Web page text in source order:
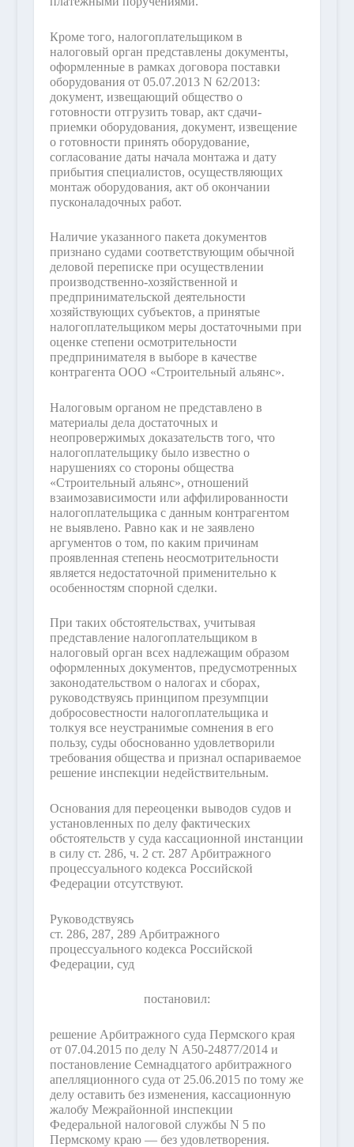
Кроме того, налогоплательщиком в
налоговый орган представлены документы,
оформленные в рамках договора поставки
оборудования от 05.07.2013 N 62/2013:
документ, извещающий общество о
готовности отгрузить товар, акт сдачи-
приемки оборудования, документ, извещение
о готовности принять оборудование,
согласование даты начала монтажа и дату
прибытия специалистов, осуществляющих
монтаж оборудования, акт об окончании
пусконаладочных работ.
Наличие указанного пакета документов
признано судами соответствующим обычной
деловой переписке при осуществлении
производственно-хозяйственной и
предпринимательской деятельности
хозяйствующих субъектов, а принятые
налогоплательщиком меры достаточными при
оценке степени осмотрительности
предпринимателя в выборе в качестве
контрагента ООО «Строительный альянс».
Налоговым органом не представлено в
материалы дела достаточных и
неопровержимых доказательств того, что
налогоплательщику было известно о
нарушениях со стороны общества
«Строительный альянс», отношений
взаимозависимости или аффилированности
налогоплательщика с данным контрагентом
не выявлено. Равно как и не заявлено
аргументов о том, по каким причинам
проявленная степень неосмотрительности
является недостаточной применительно к
особенностям спорной сделки.
При таких обстоятельствах, учитывая
представление налогоплательщиком в
налоговый орган всех надлежащим образом
оформленных документов, предусмотренных
законодательством о налогах и сборах,
руководствуясь принципом презумпции
добросовестности налогоплательщика и
толкуя все неустранимые сомнения в его
пользу, суды обоснованно удовлетворили
требования общества и признал оспариваемое
решение инспекции недействительным.
Основания для переоценки выводов судов и
установленных по делу фактических
обстоятельств у суда кассационной инстанции
в силу ст. 286, ч. 2 ст. 287 Арбитражного
процессуального кодекса Российской
Федерации отсутствуют.
Руководствуясь
ст. 286, 287, 289 Арбитражного
процессуального кодекса Российской
Федерации, суд
постановил:
решение Арбитражного суда Пермского края
от 07.04.2015 по делу N А50-24877/2014 и
постановление Семнадцатого арбитражного
апелляционного суда от 25.06.2015 по тому же
делу оставить без изменения, кассационную
жалобу Межрайонной инспекции
Федеральной налоговой службы N 5 по
Пермскому краю — без удовлетворения.